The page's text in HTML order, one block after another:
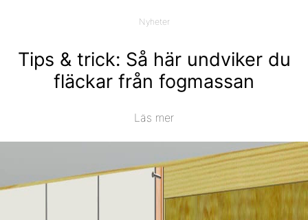
Nyheter
Tips & trick: Så här undviker du
fläckar från fogmassan
Läs mer